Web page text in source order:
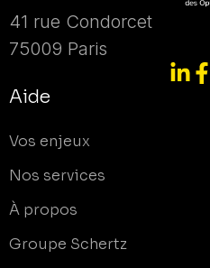
41 rue Condorcet
75009 Paris
Aide
Vos enjeux
Nos services
À propos
Groupe Schertz